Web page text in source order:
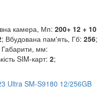
камера, Мп: 200+ 12 + 10
; Вбудована пам'ять, Гб: 256;
Габарити, мм:
SIM-карт: 2;